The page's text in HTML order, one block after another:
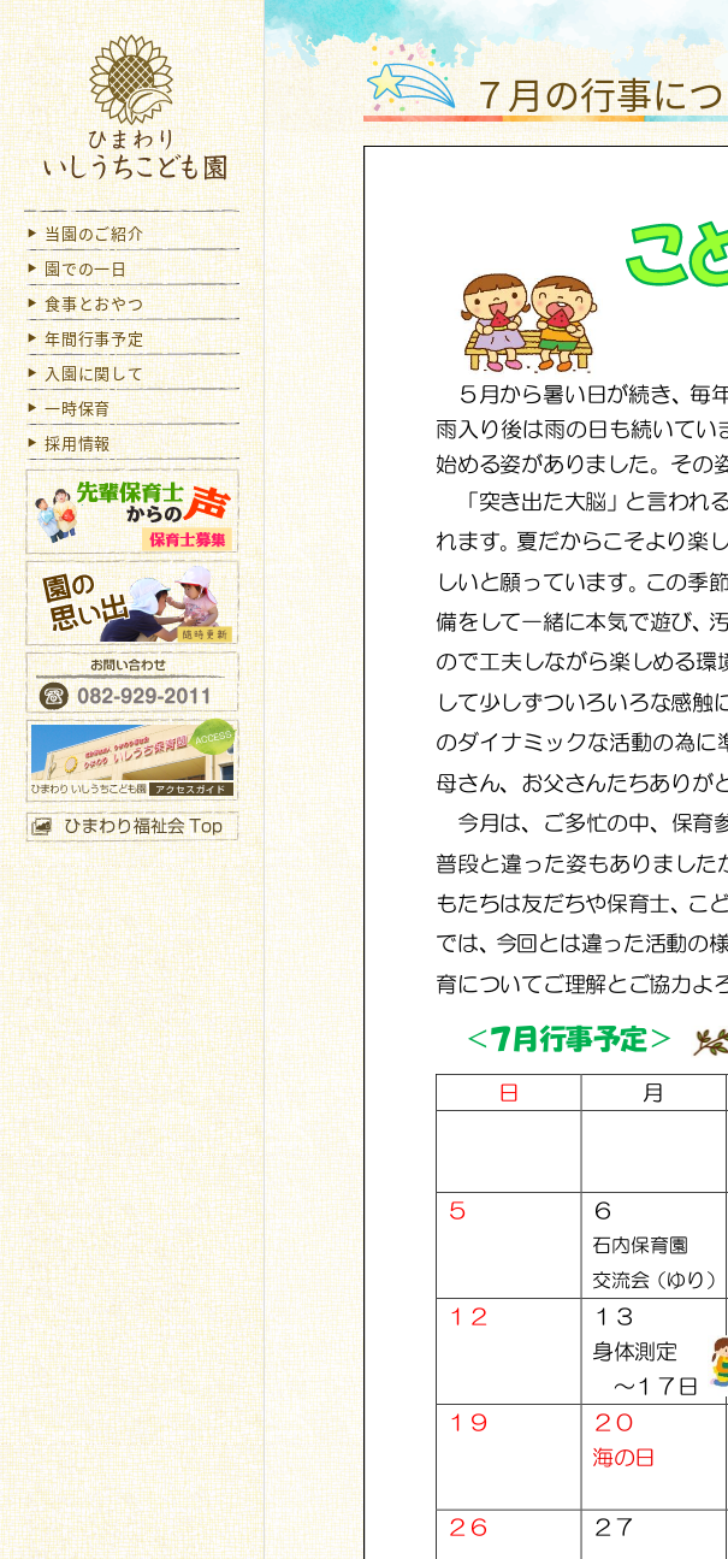
ひまわり いし
当園のご紹介
園での一日
食事とおやつ
年間行事予定
入園に関して
一時保育
採用情報
７月の行事に